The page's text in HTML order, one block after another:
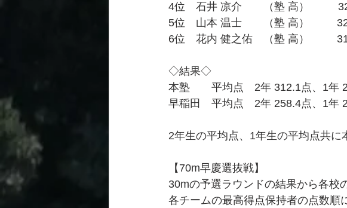
4位　石井 凉介　　（塾 高）　
5位　山本 温士　　（塾 高）　　
6位　花内 健之佑　（塾 高）　　
◇結果◇
本塾　　平均点　2年 312.1点、1年
早稲田　平均点　2年 258.4点、1年
2年生の平均点、1年生の平均点共に
【70m早慶選抜戦】
30mの予選ラウンドの結果から各校
各チームの最高得点保持者の点数順